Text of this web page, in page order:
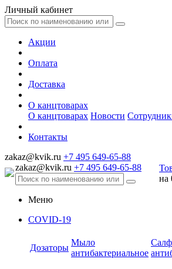
Личный кабинет
Акции
Оплата
Доставка
О канцтоварах
О канцтоварах Новости
Контакты
zakaz@kvik.ru +7 495 649-65-88
zakaz@kvik.ru +7 495 649-65-88
на
Меню
COVID-19
Дозаторы
Мыло
антибактериальное